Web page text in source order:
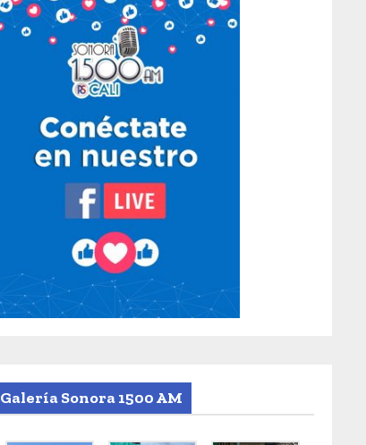
Galería Sonora 1500 AM